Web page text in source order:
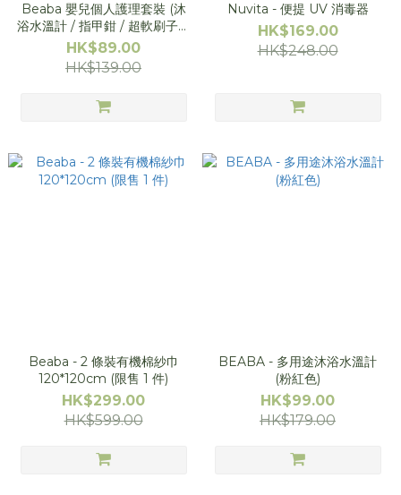
Beaba 嬰兒個人護理套裝 (沐
浴水溫計 / 指甲鉗 / 超軟刷子連
梳)
HK$89.00
HK$139.00
Nuvita - 便提 UV 消毒器
HK$169.00
HK$248.00
Beaba - 2 條裝有機棉紗巾
120*120cm (限售 1 件)
HK$299.00
HK$599.00
BEABA - 多用途沐浴水溫計
(粉紅色)
HK$99.00
HK$179.00